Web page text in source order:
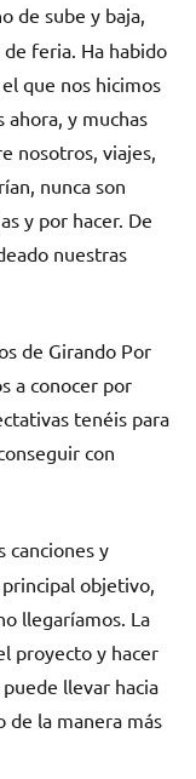
de sube y baja,
feria. Ha habido
que nos hicimos
y muchas
nosotros, viajes,
nunca son
y por hacer. De
nuestras
de Girando Por
a conocer por
tenéis para
con
canciones y
objetivo,
llegaríamos. La
proyecto y hacer
llevar hacia
de la manera más